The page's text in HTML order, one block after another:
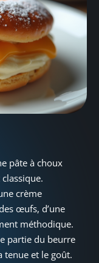
pâte à choux
crème
œufs, d’une
méthodique.
partie du beurre
tenue et le goût.